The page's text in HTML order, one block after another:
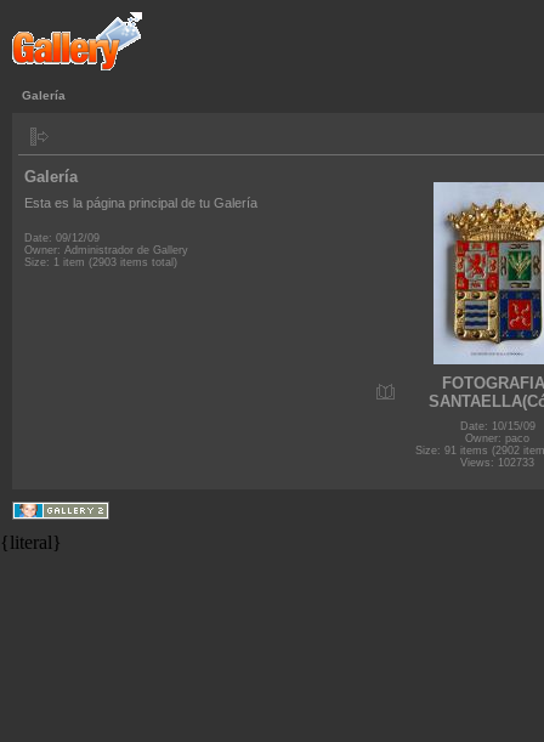
Galería
Galería
Esta es la página principal de tu Galería
Date: 09/12/09
Owner: Administrador de Gallery
Size: 1 item (2903 items total)
Date: 10/15/09
Owner: paco
Size: 91 items (2902
Views: 102733
{literal}